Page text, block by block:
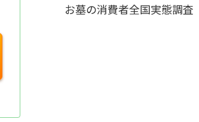
お墓の消費者全国実態調査